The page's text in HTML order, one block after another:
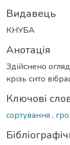
Видавець
КНУБА
Анотація
Здійснено
крізь сито
Ключові
сортування ,